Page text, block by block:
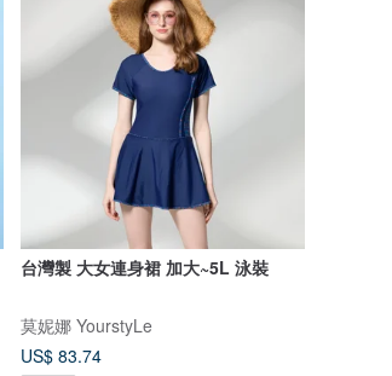
台灣製 大女連身裙 加大~5L 泳裝
莫妮娜 YourstyLe
US$ 83.74